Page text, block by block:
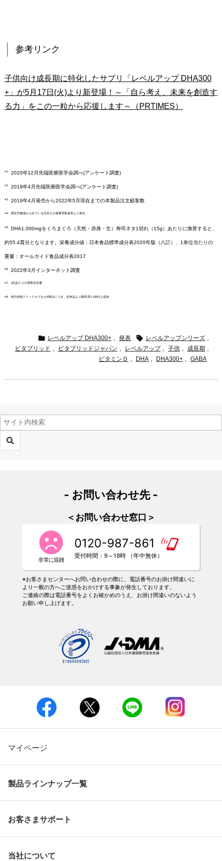
参考リンク
子供向け成長期に特化したサプリ「レベルアップ DHA300
+」が5月17日(火)より新登場！～「自ら考え、未来を創造す
る力」をこの一粒から応援します～（PRTIMES）
※1 2020年12月先端医療医学会調べ(アンケート調査)
※2 2019年4月先端医療医学会調べ(アンケート調査)
※3 2019年4月発売から2022年5月現在までの本製品注文顧客数
※4 厚生労働省から出ている日本人の食事摂取基準より算出
※5 DHA1,000mgをくろまぐろ（天然・赤身・生）寿司ネタ1切れ（15g）あたりに換算すると、
約55.4貫分となります。栄養成分値：日本食品標準成分表2020年版（八訂）、1単位当たりの
重量：オールガイド食品成分表2017
※6 2022年3月インターネット調査
※7 1回あたりの摂取目安量
※8 特許技術クイックカプセル®製法につき、従来品より吸収率2.1倍向上追加
 レベルアップ DHA300+ , 発表  レベルアップシリーズ ,
ビタブリッド , ビタブリッドジャパン , レベルアップ , 子供 , 成長期 ,
ビタミンＤ , DHA , DHA300+ , GABA
- お問い合わせ先 -
＜お問い合わせ窓口＞
0120-987-861
受付時間：9～18時 （年中無休）
※お客さまセンターへお問い合わせの際に、電話番号のお掛け間違いに
より一般の方へご迷惑をおかけする事象が発生しております。
ご連絡の際は電話番号をよくお確かめのうえ、お掛け間違いのないよう
お願い申し上げます。
マイページ
製品ラインナップ一覧
お客さまサポート
当社について